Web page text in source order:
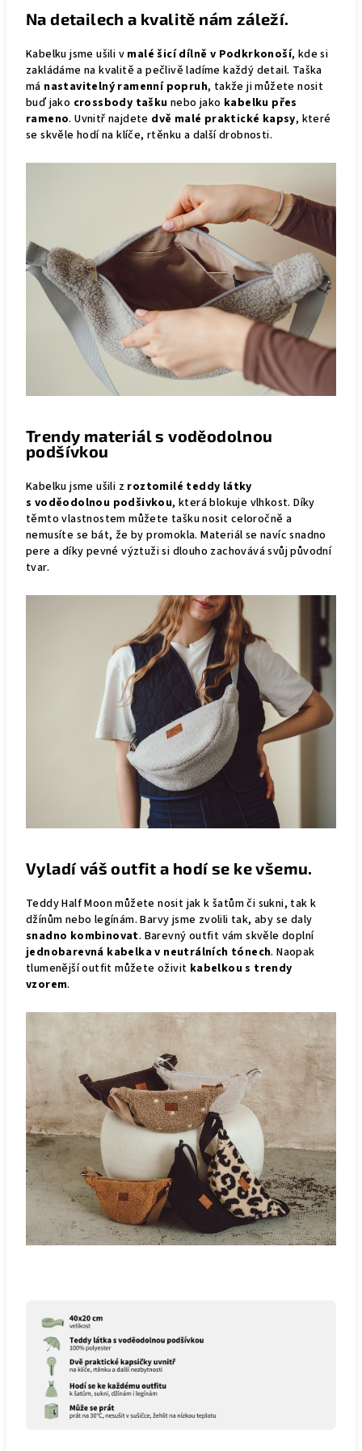
Na detailech a kvalitě nám záleží.
Kabelku jsme ušili v malé šicí dílně v Podkrkonoší, kde si
zakládáme na kvalitě a pečlivě ladíme každý detail. Taška
má nastavitelný ramenní popruh, takže ji můžete nosit
buď jako crossbody tašku nebo jako kabelku přes
rameno. Uvnitř najdete dvě malé praktické kapsy, které
se skvěle hodí na klíče, rtěnku a další drobnosti.
Trendy materiál s voděodolnou
podšívkou
Kabelku jsme ušili z roztomilé teddy látky
s voděodolnou podšivkou, která blokuje vlhkost. Díky
těmto vlastnostem můžete tašku nosit celoročně a
nemusíte se bát, že by promokla. Materiál se navíc snadno
pere a díky pevné výztuži si dlouho zachovává svůj původní
tvar.
Vyladí váš outfit a hodí se ke všemu.
Teddy Half Moon můžete nosit jak k šatům či sukni, tak k
džínům nebo legínám. Barvy jsme zvolili tak, aby se daly
snadno kombinovat. Barevný outfit vám skvěle doplní
jednobarevná kabelka v neutrálních tónech. Naopak
tlumenější outfit můžete oživit kabelkou s trendy
vzorem.